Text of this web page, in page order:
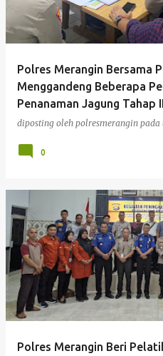
Polres Merangin Bersama
Menggandeng Beberapa
Penanaman Jagung Tahap
diposting oleh polresmerangin pada
0
Polres Merangin Beri